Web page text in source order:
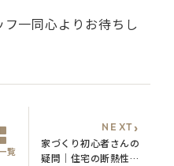
一同心よりお待ちし
覧
NEXT›
家づくり初心者さんの
疑問｜住宅の断熱性っ